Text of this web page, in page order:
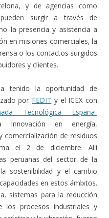
y de agencias como
surgir a través de
la presencia y asistencia a
en misiones comerciales, la
o los contactos surgidos
y clientes.
tenido la oportunidad de
por FEDIT y el ICEX con
Tecnológica España-
Innovación en energía,
comercialización de residuos
el 2 de diciembre. Allí
peruanas del sector de la
sostenibilidad y el cambio
en estos ámbitos.
sistemas para la reducción
los procesos industriales y